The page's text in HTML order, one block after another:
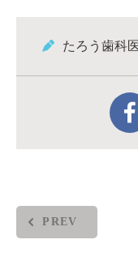
たろう歯科
PREV